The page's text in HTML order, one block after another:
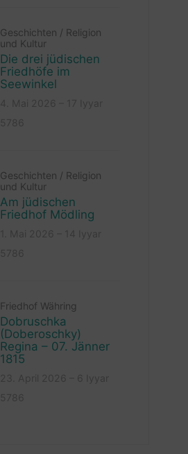
Geschichten / Religion
und Kultur
Die drei jüdischen
Friedhöfe im
Seewinkel
Geschichten / Religion
und Kultur
Am jüdischen
Friedhof Mödling
Friedhof Währing
Dobruschka
(Doberoschky)
Regina – 07. Jänner
1815